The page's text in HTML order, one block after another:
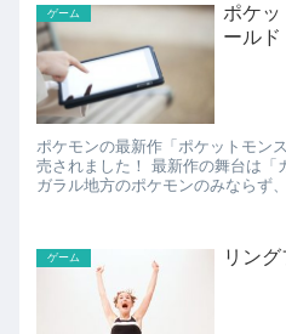
ゲーム
ポケ
ールド
ポケモンの最新作「ポケットモン
売されました！ 最新作の舞台は「ガラル地方」。 ガラル地方では
ガラル地方のポケモンのみならず
ゲーム リン